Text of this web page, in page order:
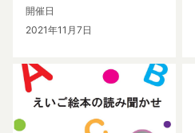
開催日
2021年11月7日